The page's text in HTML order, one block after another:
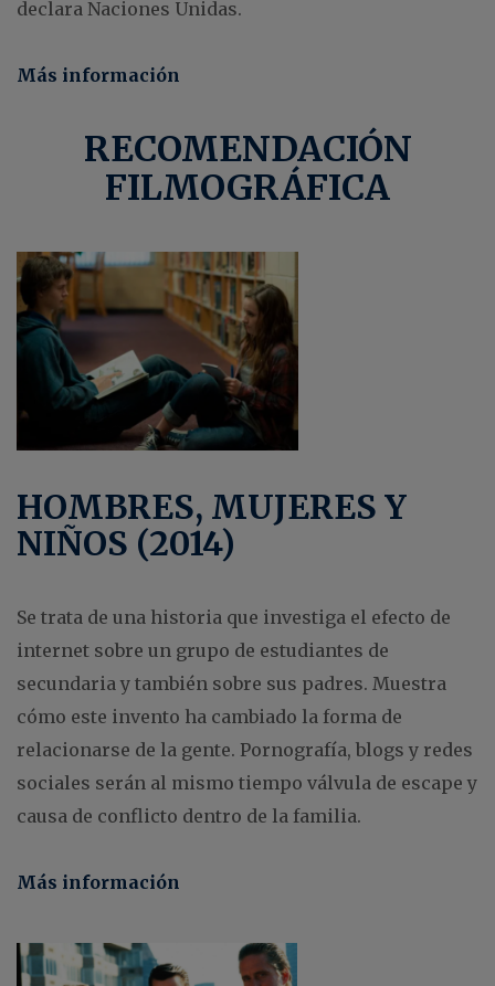
declara Naciones Unidas.
Más información
RECOMENDACIÓN
FILMOGRÁFICA
HOMBRES, MUJERES Y
NIÑOS (2014)
Se trata de una historia que investiga el efecto de
internet sobre un grupo de estudiantes de
secundaria y también sobre sus padres. Muestra
cómo este invento ha cambiado la forma de
relacionarse de la gente. Pornografía, blogs y redes
sociales serán al mismo tiempo válvula de escape y
causa de conflicto dentro de la familia.
Más información